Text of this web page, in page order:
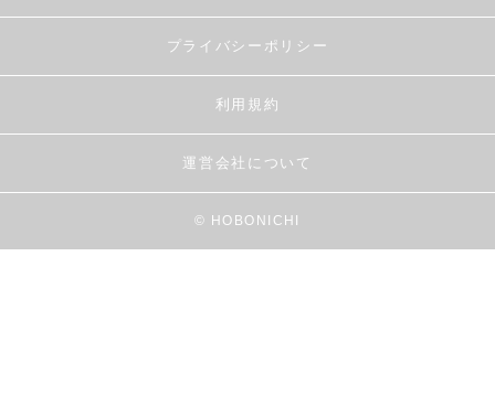
プライバシーポリシー
利用規約
運営会社について
© HOBONICHI